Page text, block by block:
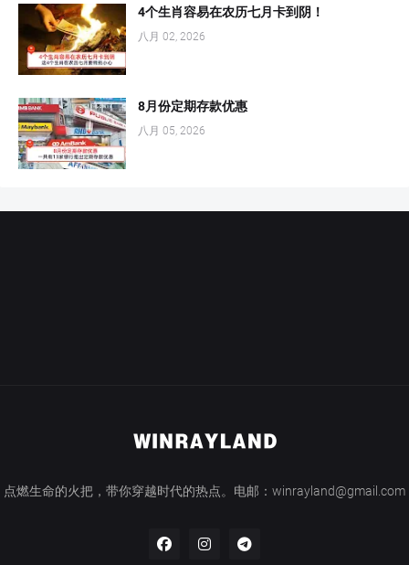
4个生肖容易在农历七月卡到阴！
八月 02, 2026
8月份定期存款优惠
八月 05, 2026
点燃生命的火把，带你穿越时代的热点。电邮：winrayland@gmail.com